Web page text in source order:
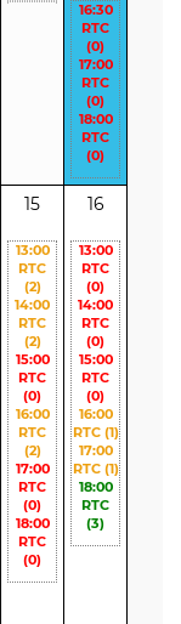
16:30
RTC
(0)
17:00
RTC
(0)
18:00
RTC
(0)
15
13:00
RTC
(2)
14:00
RTC
(2)
15:00
RTC
(0)
16:00
RTC
(2)
17:00
RTC
(0)
18:00
RTC
(0)
16
13:00
RTC
(0)
14:00
RTC
(0)
15:00
RTC
(0)
16:00
RTC (1)
17:00
RTC (1)
18:00
RTC
(3)